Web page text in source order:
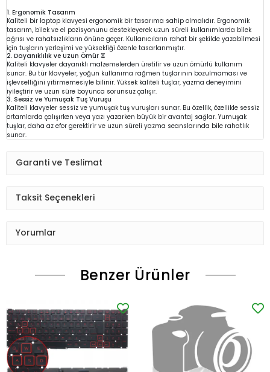
1. Ergonomik Tasarım
Kaliteli bir laptop klavyesi ergonomik bir tasarıma sahip olmalıdır. Ergonomik
tasarım, bilek ve el pozisyonunu destekleyerek uzun süreli kullanımlarda bilek
ağrısı ve rahatsızlıkların önüne geçer. Kullanıcıların rahat bir şekilde yazabilmesi
için tuşların yerleşimi ve yüksekliği özenle tasarlanmıştır.
2. Dayanıklılık ve Uzun Ömür ⏳
Kaliteli klavyeler dayanıklı malzemelerden üretilir ve uzun ömürlü kullanım
sunar. Bu tür klavyeler, yoğun kullanıma rağmen tuşlarının bozulmaması ve
işlevselliğini yitirmemesiyle bilinir. Yüksek kaliteli tuşlar, yazma deneyimini
iyileştirir ve uzun süre boyunca sorunsuz çalışır.
3. Sessiz ve Yumuşak Tuş Vuruşu
Kaliteli klavyeler sessiz ve yumuşak tuş vuruşları sunar. Bu özellik, özellikle sessiz
ortamlarda çalışırken veya yazı yazarken büyük bir avantaj sağlar. Yumuşak
tuşlar, daha az efor gerektirir ve uzun süreli yazma seanslarında bile rahatlık
sunar.
Garanti ve Teslimat
Taksit Seçenekleri
Yorumlar
Benzer Ürünler